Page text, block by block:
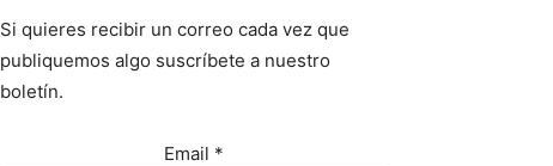
Si quieres recibir un correo cada vez que
publiquemos algo suscríbete a nuestro
boletín.
Email *